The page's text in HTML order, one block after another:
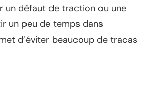
un défaut de traction ou une
un peu de temps dans
d’éviter beaucoup de tracas